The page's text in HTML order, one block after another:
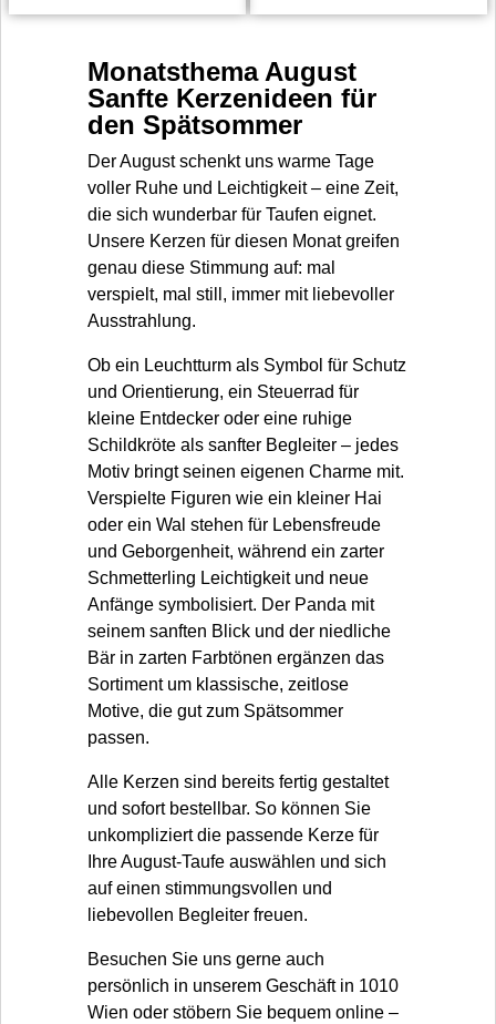
Monatsthema August
Sanfte Kerzenideen für
den Spätsommer
Der August schenkt uns warme Tage
voller Ruhe und Leichtigkeit – eine Zeit,
die sich wunderbar für Taufen eignet.
Unsere Kerzen für diesen Monat greifen
genau diese Stimmung auf: mal
verspielt, mal still, immer mit liebevoller
Ausstrahlung.
Ob ein Leuchtturm als Symbol für Schutz
und Orientierung, ein Steuerrad für
kleine Entdecker oder eine ruhige
Schildkröte als sanfter Begleiter – jedes
Motiv bringt seinen eigenen Charme mit.
Verspielte Figuren wie ein kleiner Hai
oder ein Wal stehen für Lebensfreude
und Geborgenheit, während ein zarter
Schmetterling Leichtigkeit und neue
Anfänge symbolisiert. Der Panda mit
seinem sanften Blick und der niedliche
Bär in zarten Farbtönen ergänzen das
Sortiment um klassische, zeitlose
Motive, die gut zum Spätsommer
passen.
Alle Kerzen sind bereits fertig gestaltet
und sofort bestellbar. So können Sie
unkompliziert die passende Kerze für
Ihre August-Taufe auswählen und sich
auf einen stimmungsvollen und
liebevollen Begleiter freuen.
Besuchen Sie uns gerne auch
persönlich in unserem Geschäft in 1010
Wien oder stöbern Sie bequem online –